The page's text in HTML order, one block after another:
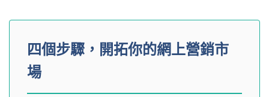
四個步驟，開拓你的網上營銷市
場